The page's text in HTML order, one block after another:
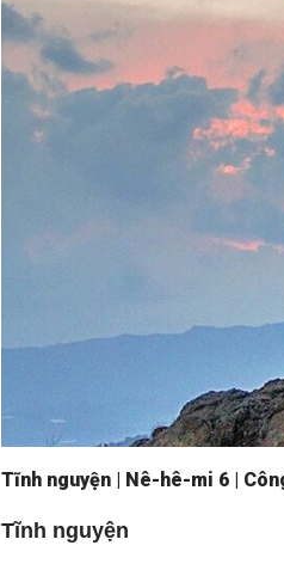
Tĩnh nguyện | Nê-hê-mi 6 |
Tĩnh nguyện